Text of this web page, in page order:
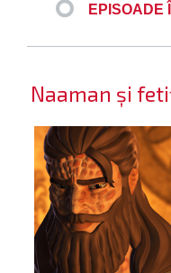
te
cont
limba
EPISOADE
Naaman și